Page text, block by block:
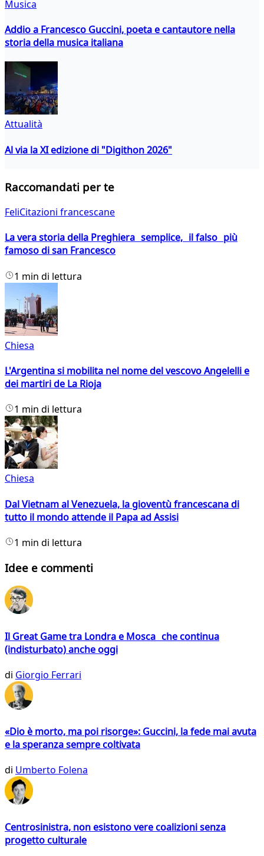
Musica
Addio a Francesco Guccini, poeta e cantautore nella
storia della musica italiana
Attualità
Al via la XI edizione di "Digithon 2026"
Raccomandati per te
FeliCitazioni francescane
La vera storia della Preghiera semplice, il falso più
famoso di san Francesco
1 min di lettura
Chiesa
L'Argentina si mobilita nel nome del vescovo Angelelli e
dei martiri de La Rioja
1 min di lettura
Chiesa
Dal Vietnam al Venezuela, la gioventù francescana di
tutto il mondo attende il Papa ad Assisi
1 min di lettura
Idee e commenti
Il Great Game tra Londra e Mosca che continua
(indisturbato) anche oggi
di Giorgio Ferrari
«Dio è morto, ma poi risorge»: Guccini, la fede mai avuta
e la speranza sempre coltivata
di Umberto Folena
Centrosinistra, non esistono vere coalizioni senza
progetto culturale